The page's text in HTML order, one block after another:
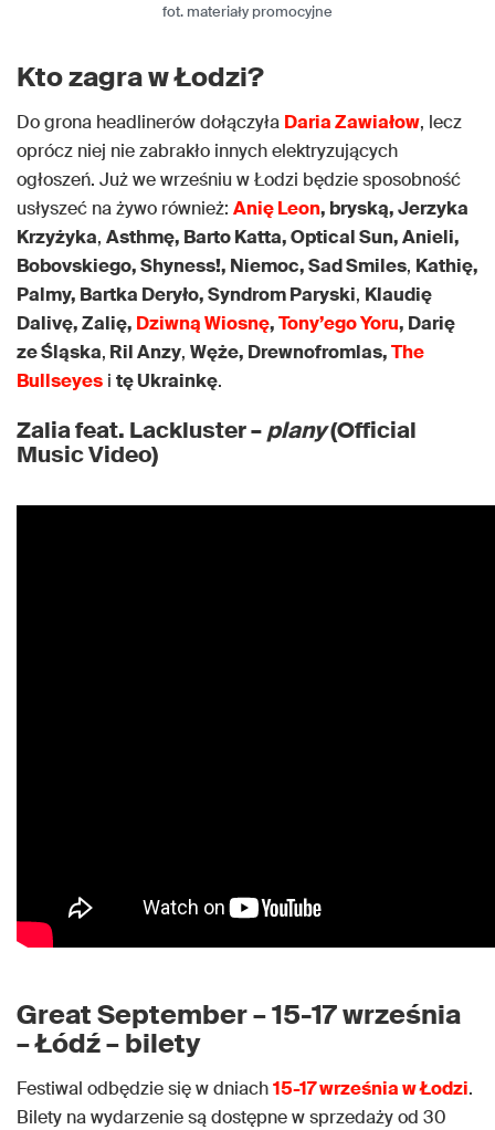
fot. materiały promocyjne
Kto zagra w Łodzi?
Do grona headlinerów dołączyła Daria Zawiałow, lecz
oprócz niej nie zabrakło innych elektryzujących
ogłoszeń. Już we wrześniu w Łodzi będzie sposobność
usłyszeć na żywo również: Anię Leon, bryską, Jerzyka
Krzyżyka, Asthmę, Barto Katta, Optical Sun, Anieli,
Bobovskiego, Shyness!, Niemoc, Sad Smiles, Kathię,
Palmy, Bartka Deryło, Syndrom Paryski, Klaudię
Dalivę, Zalię, Dziwną Wiosnę,Tony’ego Yoru, Darię
ze Śląska, Ril Anzy, Węże, Drewnofromlas,The
Bullseyes i tę Ukrainkę.
Zalia feat. Lackluster –plany(Official
Music Video)
Great September – 15-17 września
– Łódź – bilety
Festiwal odbędzie się w dniach15-17 września w Łodzi.
Bilety na wydarzenie są dostępne w sprzedaży od 30